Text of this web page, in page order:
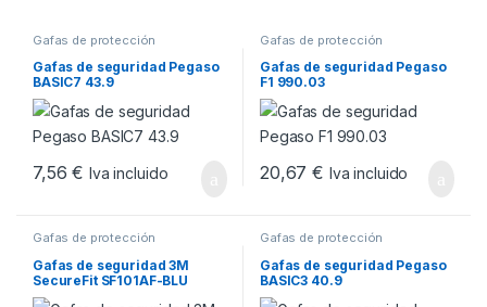
Gafas de protección
Gafas de seguridad Pegaso
BASIC7 43.9
7,56€ Iva incluido
Gafas de protección
Gafas de seguridad Pegaso
F1 990.03
20,67€ Iva incluido
Gafas de protección
Gafas de seguridad 3M
SecureFit SF101AF-BLU
Gafas de protección
Gafas de seguridad Pegaso
BASIC3 40.9